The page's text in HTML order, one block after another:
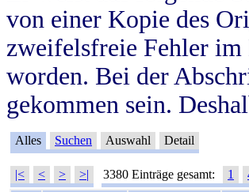
von einer Kopie des
zweifelsfreie Fehler
worden. Bei der
gekommen sein.
Alles Suchen Auswahl Detail
|< < > >| 3380 Einträge gesamt: 1